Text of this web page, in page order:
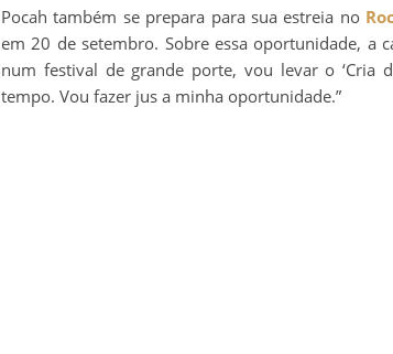
Pocah também se prepara para sua estreia no
em 20 de setembro. Sobre essa oportunidade, a
num festival de grande porte, vou levar o ‘Cria
tempo. Vou fazer jus a minha oportunidade.”